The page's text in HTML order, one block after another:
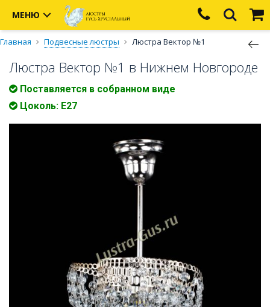
МЕНЮ
Главная Подвесные люстры Люстра Вектор №1
Люстра Вектор №1 в Нижнем Новгороде
Поставляется в собранном виде
Цоколь: Е27